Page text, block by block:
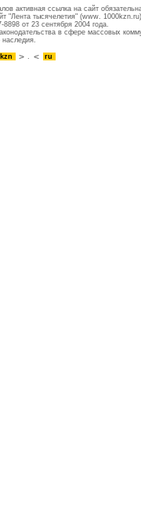
активная ссылка на сайт
"Лента тысячелетия" (www. 1000kzn.ru)
от 23 сентября 2004 года.
в сфере массовых
наследия.
. ru